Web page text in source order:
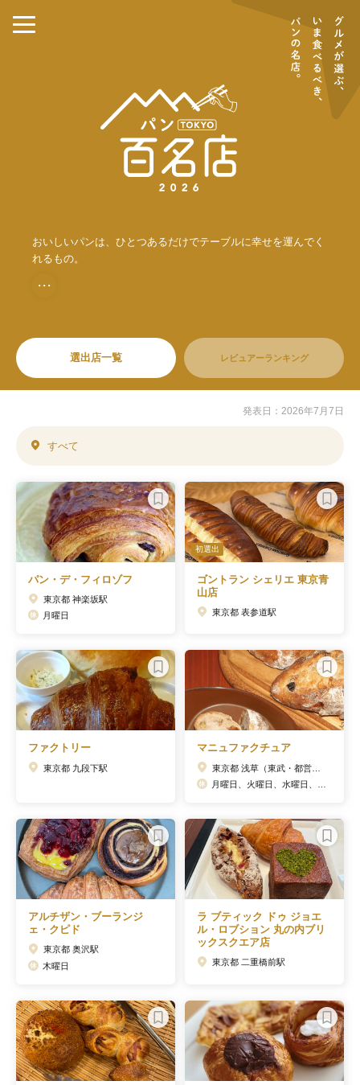
おいしいパンは、ひとつあるだけでテーブルに幸せを運んでく
れるもの。
・・・
選出店一覧 レビュアーランキング
発表日：2026年7月7日
すべて
パン・デ・フィロゾフ
東京都 神楽坂駅
月曜日
初選出
ゴントラン シェリエ 東京青
山店
東京都 表参道駅
ファクトリー
東京都 九段下駅
マニュファクチュア
アルチザン・ブーランジ
ェ・クピド
東京都 奥沢駅
木曜日
ラ ブティック ドゥ ジョエ
ル・ロブション 丸の内ブリ
ックスクエア店
東京都 二重橋前駅